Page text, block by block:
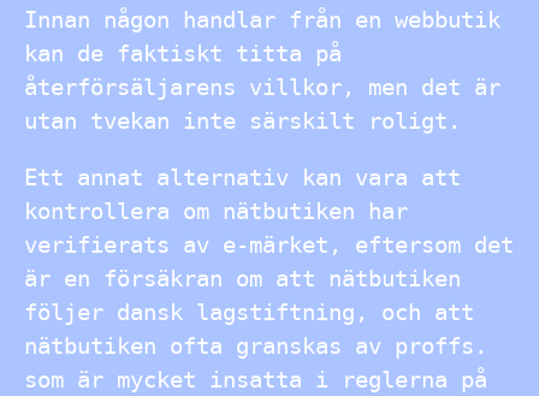
Innan någon handlar från en webbutik
kan de faktiskt titta på
återförsäljarens villkor, men det är
utan tvekan inte särskilt roligt.
Ett annat alternativ kan vara att
kontrollera om nätbutiken har
verifierats av e-märket, eftersom det
är en försäkran om att nätbutiken
följer dansk lagstiftning, och att
nätbutiken ofta granskas av proffs.
som är mycket insatta i reglerna på